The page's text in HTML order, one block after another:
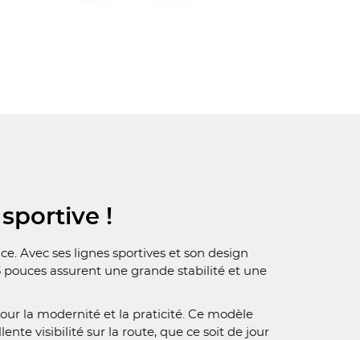
!
Avec ses lignes sportives et son design
pouces assurent une grande stabilité et une
la modernité et la praticité. Ce modèle
visibilité sur la route, que ce soit de jour